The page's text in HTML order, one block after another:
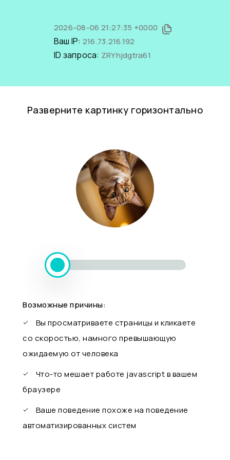
2026-08-06 21:27:35 +0000
Ваш IP: 216.73.216.192
ID запроса: ZRYhjdgtra61
Разверните картинку горизонтально
Возможные причины:
Вы просматриваете страницы и кликаете
со скоростью, намного превышающую
ожидаемую от человека
Что-то мешает работе javascript в вашем
браузере
Ваше поведение похоже на поведение
автоматизированных систем